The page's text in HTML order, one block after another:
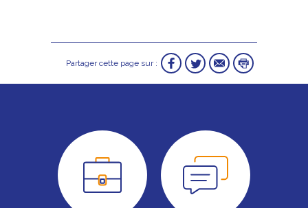
Partager cette page sur :